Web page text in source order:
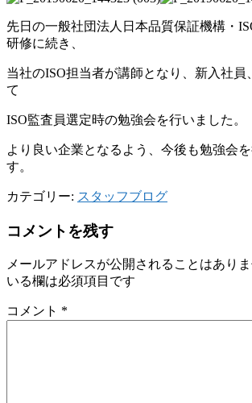
先日の一般社団法人日本品質保証機構・
研修に続き、
当社のISO担当者が講師となり、新入社員
て
ISO監査員選定時の勉強会を行いました。
より良い企業となるよう、今後も勉強会
す。
カテゴリー: スタッフブログ
コメントを残す
メールアドレスが公開されることはありま
いる欄は必須項目です
コメント *